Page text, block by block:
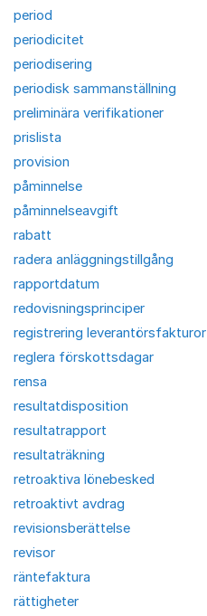
period
periodicitet
periodisering
periodisk sammanställning
preliminära verifikationer
prislista
provision
påminnelse
påminnelseavgift
rabatt
radera anläggningstillgång
rapportdatum
redovisningsprinciper
registrering leverantörsfakturor
reglera förskottsdagar
rensa
resultatdisposition
resultatrapport
resultaträkning
retroaktiva lönebesked
retroaktivt avdrag
revisionsberättelse
revisor
räntefaktura
rättigheter